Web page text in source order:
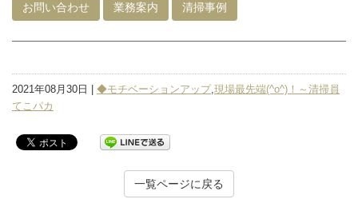
お問い合わせ 業務案内 清掃事例
2021年08月30日 | ◆モチベーションアップ,現場最先端(^o^)！～清掃員
てこパカ
一覧ページに戻る